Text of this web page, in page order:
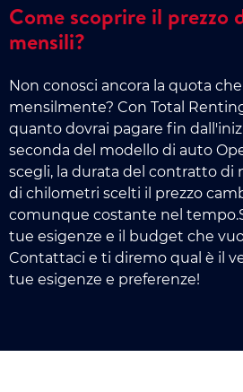
Come scoprire il prezzo
mensili?
Non conosci ancora la quota
mensilmente? Con Total
quanto dovrai pagare fin
seconda del modello di auto
scegli, la durata del contratto di
di chilometri scelti il prezzo
comunque costante nel
tue esigenze e il budget che
Contattaci e ti diremo qual è il
tue esigenze e preferenze!